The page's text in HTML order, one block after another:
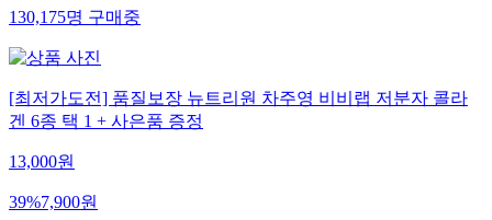
130,175명구매중
[최저가도전] 품질보장 뉴트리원 차주영 비비랩 저분자 콜라
겐 6종 택 1 + 사은품 증정
13,000원
39%7,900원